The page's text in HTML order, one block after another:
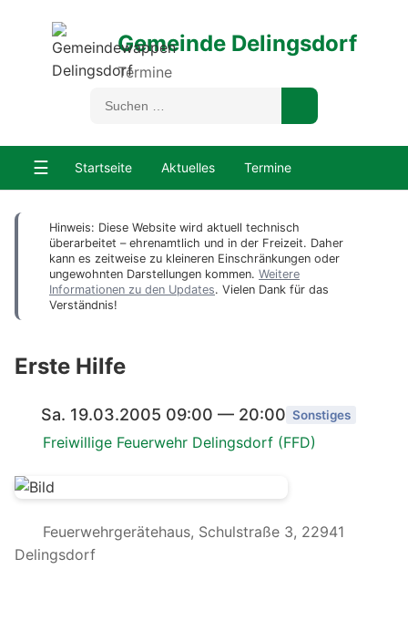
Gemeinde Delingsdorf
Termine
☰ Startseite Aktuelles Termine
Hinweis: Diese Website wird aktuell technisch
überarbeitet – ehrenamtlich und in der Freizeit. Daher
kann es zeitweise zu kleineren Einschränkungen oder
ungewohnten Darstellungen kommen. Weitere
Informationen zu den Updates. Vielen Dank für das
Verständnis!
Erste Hilfe
Sa. 19.03.2005 09:00 — 20:00 Sonstiges
Freiwillige Feuerwehr Delingsdorf (FFD)
Feuerwehrgerätehaus, Schulstraße 3, 22941
Delingsdorf